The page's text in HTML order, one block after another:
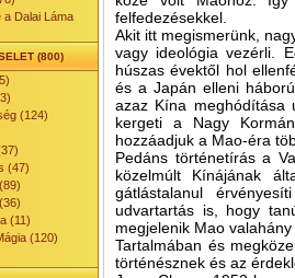
Dalai Láma
(800)
(124)
(47)
(11)
(120)
felfedezésekkel.
Akit itt megismerünk,
vagy ideológia vezérli.
húszas évektől hol
és a Japán elleni
azaz Kína
kergeti a Nagy
hozzáadjuk a Mao-éra
Pedáns történetírás a
közelmúlt Kínájának
gátlástalanul
udvartartás is, hogy
megjelenik Mao
Tartalmában és
történésznek és az